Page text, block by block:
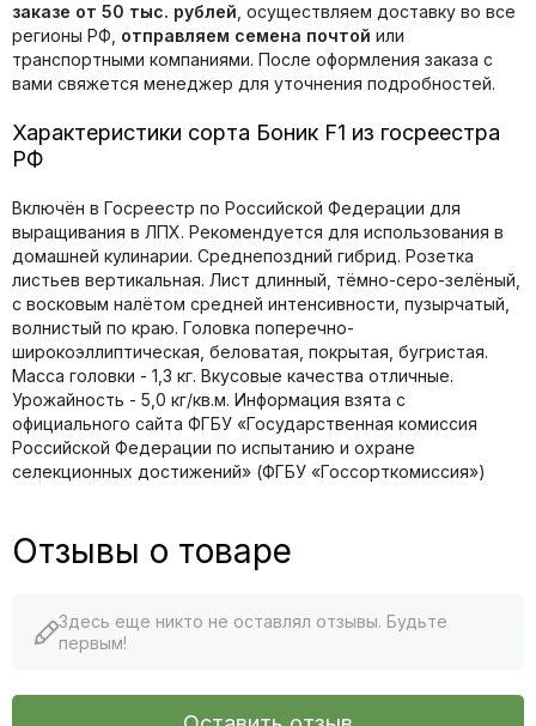
заказе от 50 тыс. рублей , осуществляем доставку во все
регионы РФ, отправляем семена почтой или
транспортными компаниями. После оформления заказа с
вами свяжется менеджер для уточнения подробностей.
Характеристики сорта Боник F1 из госреестра
РФ
Включён в Госреестр по Российской Федерации для
выращивания в ЛПХ. Рекомендуется для использования в
домашней кулинарии. Среднепоздний гибрид. Розетка
листьев вертикальная. Лист длинный, тёмно-серо-зелёный,
с восковым налётом средней интенсивности, пузырчатый,
волнистый по краю. Головка поперечно-
широкоэллиптическая, беловатая, покрытая, бугристая.
Масса головки - 1,3 кг. Вкусовые качества отличные.
Урожайность - 5,0 кг/кв.м. Информация взята с
официального сайта ФГБУ «Государственная комиссия
Российской Федерации по иcпытанию и охране
селекционных достижений» (ФГБУ «Госсорткомиссия»)
Отзывы о товаре
Здесь еще никто не оставлял отзывы. Будьте
первым!